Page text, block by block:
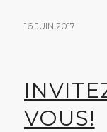
16 JUIN 2017
VOUS!